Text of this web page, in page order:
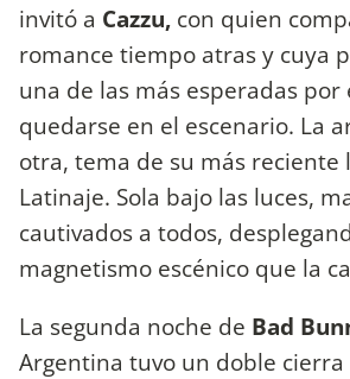
invitó a Cazzu, con quien
romance tiempo atras y cuya
una de las más esperadas por
quedarse en el escenario. La
otra, tema de su más reciente
Latinaje. Sola bajo las luces,
cautivados a todos,
magnetismo escénico que la
La segunda noche de Bad
Argentina tuvo un doble cierra